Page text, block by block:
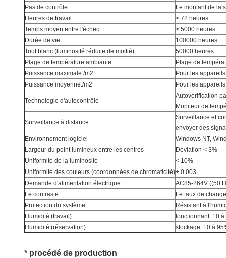
Pas de contrôle
Le montant de la
Heures de travail
≥ 72 heures
Temps moyen entre l'échec
> 5000 heures
Durée de vie
100000 heures
Tout blanc (luminosité réduite de moitié)
50000 heures
Plage de température ambiante
Plage de
Puissance maximale:/m2
Pour les
Puissance moyenne:/m2
Pour les
Technologie d'autocontrôle
Autovérification
Moniteur de
Surveillance à distance
Surveillance et
envoyer des
Environnement logiciel
Windows NT,
Largeur du point lumineux entre les centres
Déviation < 3%
Uniformité de la luminosité
< 10%
Uniformité des couleurs (coordonnées de chromaticité)± 0.003
Demande d'alimentation électrique
AC85-264V ((50
Le contraste
Le taux de change
Protection du système
Résistant à
Humidité (travail)
fonctionnant: 10 à
Humidité (réservation)
stockage: 10 à
* procédé de production